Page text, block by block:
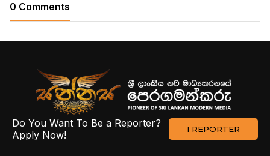
0 Comments
Do You Want To Be a Reporter?
Apply Now!
I REPORTER